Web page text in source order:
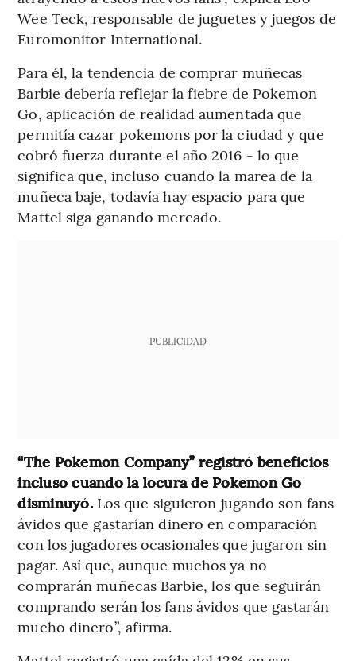
Wee Teck, responsable de juguetes y juegos de
Euromonitor International.
Para él, la tendencia de comprar muñecas
Barbie debería reflejar la fiebre de Pokemon
Go, aplicación de realidad aumentada que
permitía cazar pokemons por la ciudad y que
cobró fuerza durante el año 2016 - lo que
significa que, incluso cuando la marea de la
muñeca baje, todavía hay espacio para que
Mattel siga ganando mercado.
PUBLICIDAD
“The Pokemon Company” registró beneficios
incluso cuando la locura de Pokemon Go
disminuyó.Los que siguieron jugando son fans
ávidos que gastarían dinero en comparación
con los jugadores ocasionales que jugaron sin
pagar. Así que, aunque muchos ya no
comprarán muñecas Barbie, los que seguirán
comprando serán los fans ávidos que gastarán
mucho dinero”, afirma.